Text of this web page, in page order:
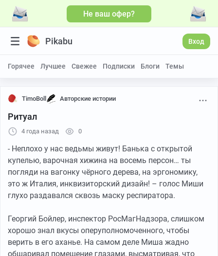
Не ваш офер?
Pikabu Вход
Горячее Лучшее Свежее Подписки Блоги Темы
TimoBoll Авторские истории
Ритуал
4 года назад 0
- Неплохо у нас ведьмы живут! Банька с открытой
купелью, варочная хижина на восемь персон… ты
погляди на вагонку чёрного дерева, на эргономику,
это ж Италия, инквизиторский дизайн! – голос Миши
глухо раздавался сквозь маску респиратора.
Георгий Бойлер, инспектор РосМагНадзора, слишком
хорошо знал вкусы оперуполномоченного, чтобы
верить в его аханье. На самом деле Миша жадно
обшаривал помещение глазами, высматривая, что